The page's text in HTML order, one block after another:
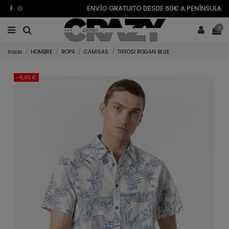
ENVÍO GRATUITO DESDE 60€ A PENÍNSULA
0
Inicio HOMBRE ROPA CAMISAS TIFFOSI ROGAN BLUE
-6,49 €